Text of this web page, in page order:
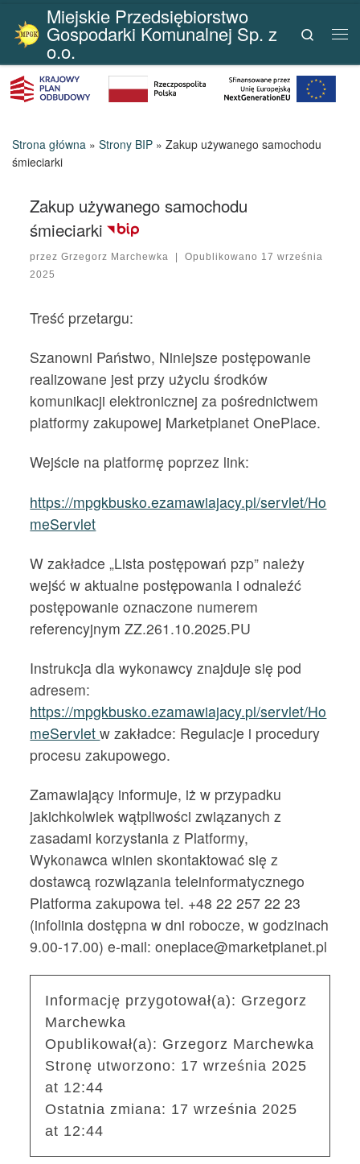
Przejdź do treści
Miejskie Przedsiębiorstwo
Gospodarki Komunalnej Sp. z
o.o.
Search
Strona główna » Strony BIP » Zakup używanego samochodu
śmieciarki
Zakup używanego samochodu
śmieciarki
przezGrzegorz Marchewka | Opublikowano 17 września
2025
Treść przetargu:
Szanowni Państwo, Niniejsze postępowanie
realizowane jest przy użyciu środków
komunikacji elektronicznej za pośrednictwem
platformy zakupowej Marketplanet OnePlace.
Wejście na platformę poprzez link:
https://mpgkbusko.ezamawiajacy.pl/servlet/Ho
meServlet
W zakładce „Lista postępowań pzp” należy
wejść w aktualne postępowania i odnaleźć
postępowanie oznaczone numerem
referencyjnym ZZ.261.10.2025.PU
Instrukcja dla wykonawcy znajduje się pod
adresem:
https://mpgkbusko.ezamawiajacy.pl/servlet/Ho
meServletw zakładce: Regulacje i procedury
procesu zakupowego.
Zamawiający informuje, iż w przypadku
jakichkolwiek wątpliwości związanych z
zasadami korzystania z Platformy,
Wykonawca winien skontaktować się z
dostawcą rozwiązania teleinformatycznego
Platforma zakupowa tel. +48 22 257 22 23
(infolinia dostępna w dni robocze, w godzinach
9.00-17.00) e-mail: oneplace@marketplanet.pl
Informację przygotował(a): Grzegorz
Marchewka
Opublikował(a): Grzegorz Marchewka
Stronę utworzono: 17 września 2025
at 12:44
Ostatnia zmiana: 17 września 2025
at 12:44